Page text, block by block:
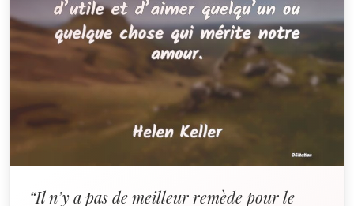
“Il n’y a pas de meilleur remède pour le